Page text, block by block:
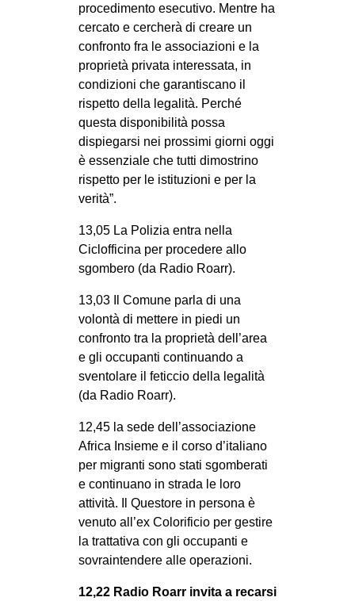
procedimento esecutivo. Mentre ha
cercato e cercherà di creare un
confronto fra le associazioni e la
proprietà privata interessata, in
condizioni che garantiscano il
rispetto della legalità. Perché
questa disponibilità possa
dispiegarsi nei prossimi giorni oggi
è essenziale che tutti dimostrino
rispetto per le istituzioni e per la
verità”.
13,05 La Polizia entra nella
Ciclofficina per procedere allo
sgombero (da Radio Roarr).
13,03 Il Comune parla di una
volontà di mettere in piedi un
confronto tra la proprietà dell’area
e gli occupanti continuando a
sventolare il feticcio della legalità
(da Radio Roarr).
12,45 la sede dell’associazione
Africa Insieme e il corso d’italiano
per migranti sono stati sgomberati
e continuano in strada le loro
attività. Il Questore in persona è
venuto all’ex Colorificio per gestire
la trattativa con gli occupanti e
sovraintendere alle operazioni.
12,22 Radio Roarr invita a recarsi